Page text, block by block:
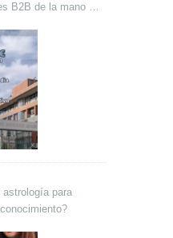
B2B de la mano de
para